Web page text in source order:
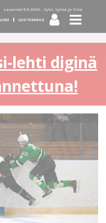
Lauantai 8.8.2026 - Sylvi, Sylvia ja Silva
LUO TUNNUS
lehti diginä